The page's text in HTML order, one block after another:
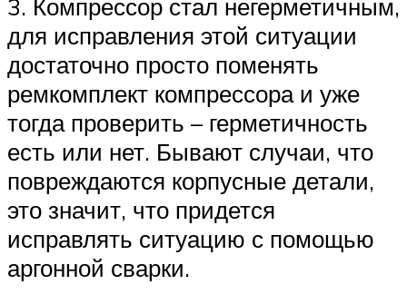
3. Компрессор стал негерметичным,
для исправления этой ситуации
достаточно просто поменять
ремкомплект компрессора и уже
тогда проверить – герметичность
есть или нет. Бывают случаи, что
повреждаются корпусные детали,
это значит, что придется
исправлять ситуацию с помощью
аргонной сварки.